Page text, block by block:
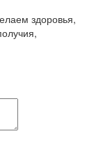
здоровья,